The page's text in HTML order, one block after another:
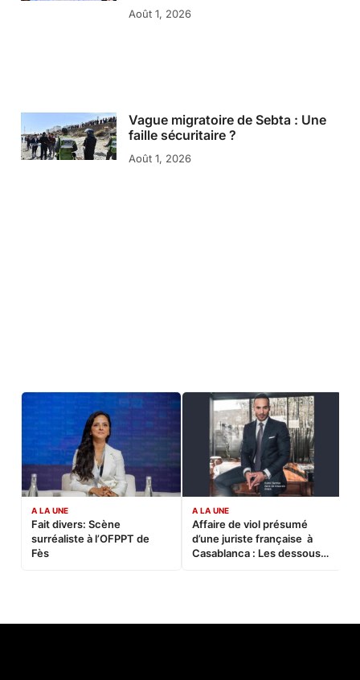
Août 1, 2026
Vague migratoire de Sebta : Une
faille sécuritaire ?
Août 1, 2026
A LA UNE
Fait divers: Scène
surréaliste à l’OFPPT de
Fès
A LA UNE
Affaire de viol présumé
d’une juriste française à
Casablanca : Les dessous